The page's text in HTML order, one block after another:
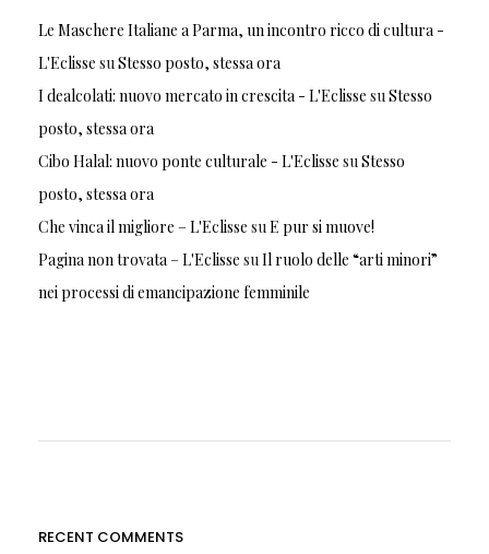
Le Maschere Italiane a Parma, un incontro ricco di cultura -
L'Eclisse suStesso posto, stessa ora
I dealcolati: nuovo mercato in crescita - L'Eclisse suStesso
posto, stessa ora
Cibo Halal: nuovo ponte culturale - L'Eclisse suStesso
posto, stessa ora
Che vinca il migliore – L'Eclisse suE pur si muove!
Pagina non trovata – L'Eclisse suIl ruolo delle “arti minori”
nei processi di emancipazione femminile
RECENT COMMENTS